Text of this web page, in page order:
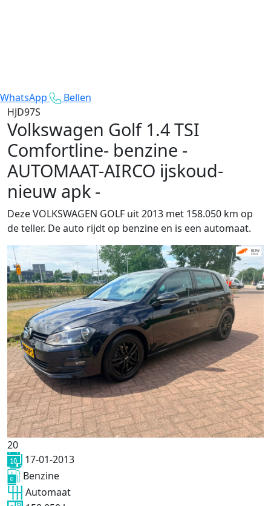
WhatsApp
Bellen
HJD97S
Volkswagen Golf 1.4 TSI
Comfortline- benzine -
AUTOMAAT-AIRCO ijskoud-
nieuw apk -
Deze VOLKSWAGEN GOLF uit 2013 met 158.050 km op
de teller. De auto rijdt op benzine en is een automaat.
20
17-01-2013
Benzine
Automaat